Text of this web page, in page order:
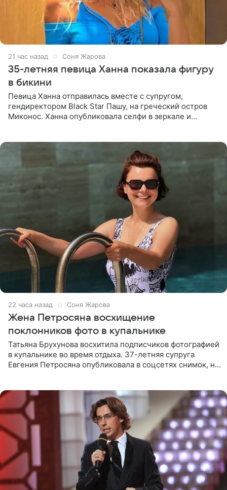
21 час назад Соня Жарова
35-летняя певица Ханна показала фигуру
в бикини
Певица Ханна отправилась вместе с супругом,
гендиректором Black Star Пашу, на греческий остров
Миконос. Ханна опубликовала селфи в зеркале и
22 часа назад Соня Жарова
Жена Петросяна восхищение
поклонников фото в купальнике
Татьяна Брухунова восхитила подписчиков фотографией
в купальнике во время отдыха. 37-летняя супруга
Евгения Петросяна опубликовала в соцсетях снимок, на